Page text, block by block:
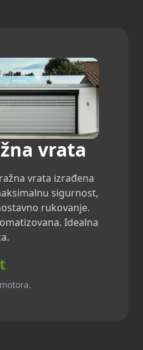
vrata
vrata izrađena
sigurnost,
rukovanje.
Idealna